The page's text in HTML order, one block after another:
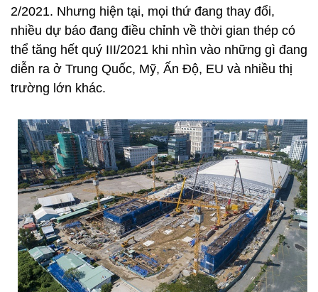
2/2021. Nhưng hiện tại, mọi thứ đang thay đổi,
nhiều dự báo đang điều chỉnh về thời gian thép có
thể tăng hết quý III/2021 khi nhìn vào những gì đang
diễn ra ở Trung Quốc, Mỹ, Ấn Độ, EU và nhiều thị
trường lớn khác.